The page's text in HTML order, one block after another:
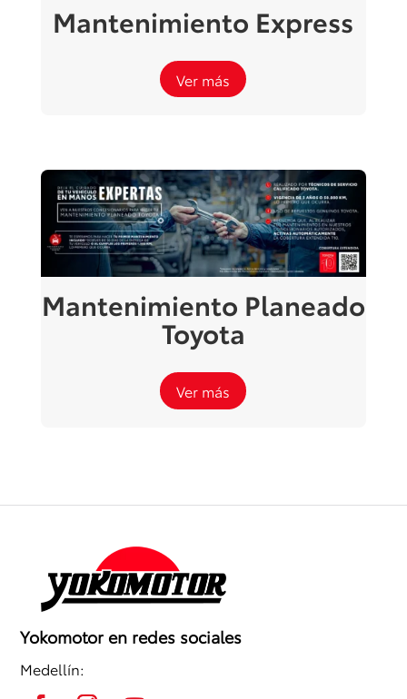
Mantenimiento Express
Ver más
Mantenimiento Planeado
Toyota
Ver más
Yokomotor en redes sociales
Medellín: